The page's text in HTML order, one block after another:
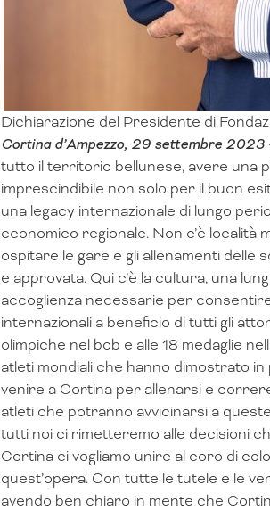
Dichiarazione del Presidente di
Cortina d’Ampezzo, 29 settembre 2023
tutto il territorio bellunese, avere una
imprescindibile non solo per il buon
una legacy internazionale di lungo
economico regionale. Non c’è
ospitare le gare e gli allenamenti delle
e approvata. Qui c’è la cultura, una
accoglienza necessarie per
internazionali a beneficio di tutti gli
olimpiche nel bob e alle 18 medaglie
atleti mondiali che hanno dimostrato
venire a Cortina per allenarsi e
atleti che potranno avvicinarsi a
tutti noi ci rimetteremo alle decisioni
Cortina ci vogliamo unire al coro di
quest’opera. Con tutte le tutele e le
avendo ben chiaro in mente che